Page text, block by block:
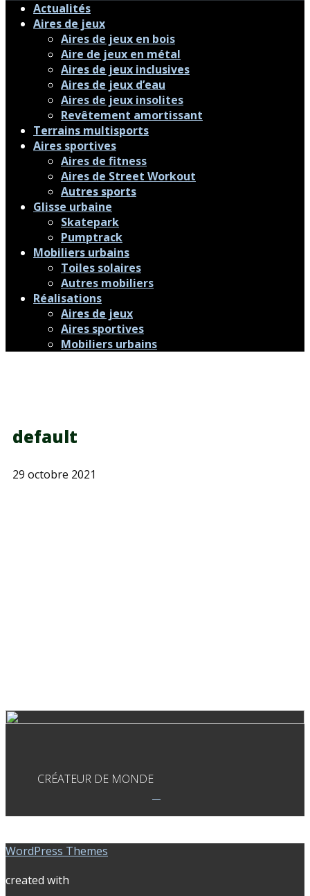
Actualités
Aires de jeux
Aires de jeux en bois
Aire de jeux en métal
Aires de jeux inclusives
Aires de jeux d’eau
Aires de jeux insolites
Revêtement amortissant
Terrains multisports
Aires sportives
Aires de fitness
Aires de Street Workout
Autres sports
Glisse urbaine
Skatepark
Pumptrack
Mobiliers urbains
Toiles solaires
Autres mobiliers
Réalisations
Aires de jeux
Aires sportives
Mobiliers urbains
default
29 octobre 2021
CRÉATEUR DE MONDE
WordPress Themes
created with